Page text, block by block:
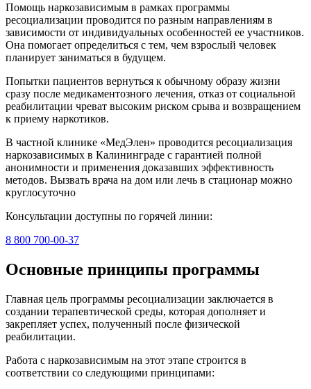
Помощь наркозависимым в рамках программы
ресоциализации проводится по разным направлениям в
зависимости от индивидуальных особенностей ее участников.
Она помогает определиться с тем, чем взрослый человек
планирует заниматься в будущем.
Попытки пациентов вернуться к обычному образу жизни
сразу после медикаментозного лечения, отказ от социальной
реабилитации чреват высоким риском срыва и возвращением
к приему наркотиков.
В частной клинике «МедЭлен» проводится ресоциализация
наркозависимых в Калининграде с гарантией полной
анонимности и применения доказавших эффективность
методов. Вызвать врача на дом или лечь в стационар можно
круглосуточно
Консультации доступны по горячей линии:
8 800 700-00-37
Основные принципы программы
Главная цель программы ресоциализации заключается в
создании терапевтической среды, которая дополняет и
закрепляет успех, полученный после физической
реабилитации.
Работа с наркозависимым на этот этапе строится в
соответствии со следующими принципами: